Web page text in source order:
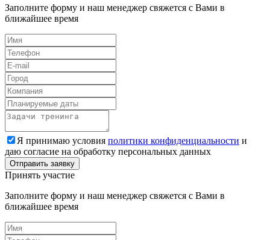
Заполните форму и наш менеджер свяжется с Вами в
ближайшее время
Я принимаю условия политики конфиденциальности и
даю согласие на обработку персональных данных
Принять участие
Заполните форму и наш менеджер свяжется с Вами в
ближайшее время